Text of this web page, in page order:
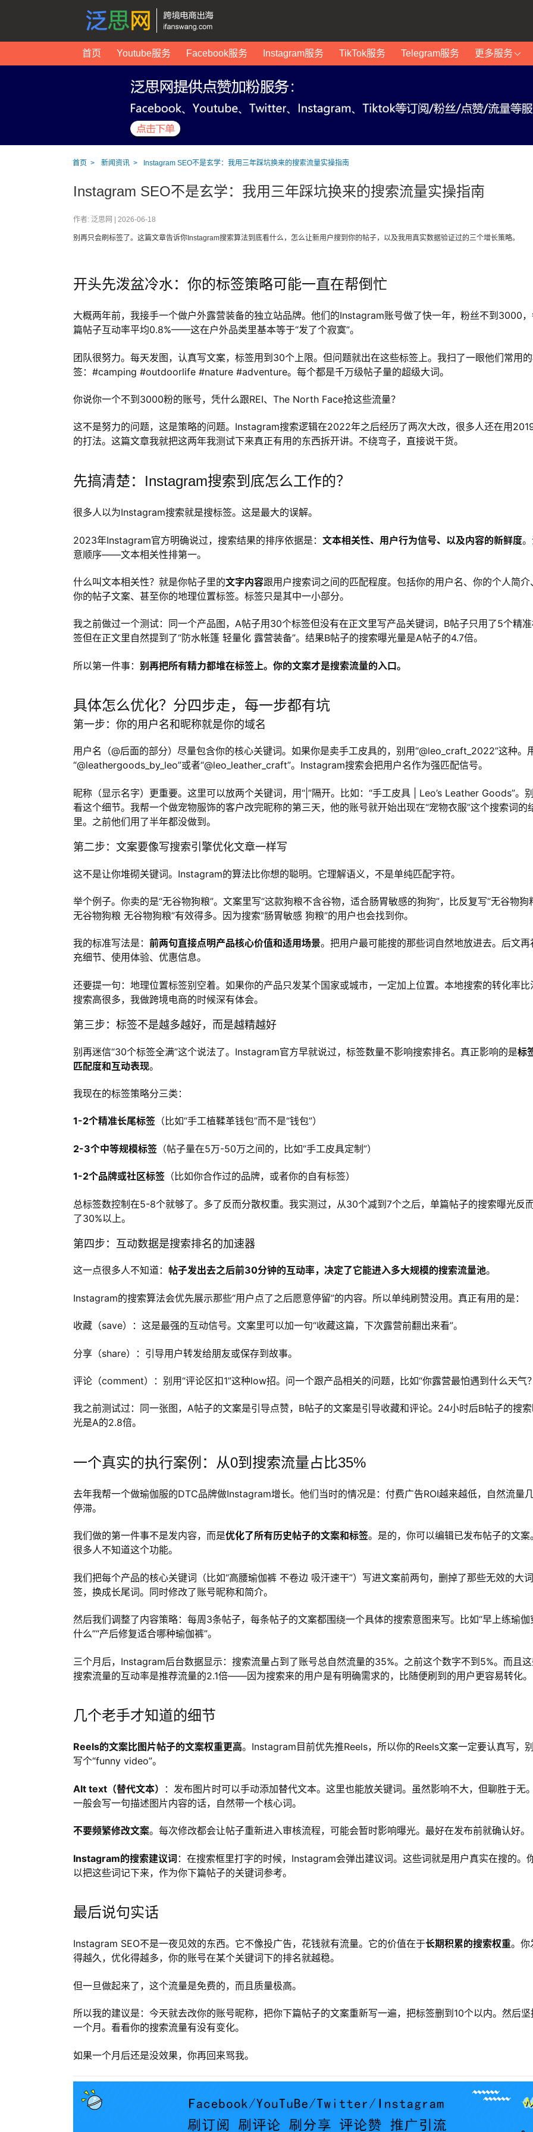
首页 Youtube服务 Facebook服务 Instagram服务 TikTok服务 Telegram服务 更多服务
首页 新闻资讯 Instagram SEO不是玄学：我用三年踩坑换来的搜索流量实操指南
Instagram SEO不是玄学：我用三年踩坑换来的搜索流量实操指南
作者: 泛思网 | 2026-06-18
别再只会刷标签了。这篇文章告诉你Instagram搜索算法到底看什么，怎么让新用户搜到你的帖子，以及我用真实数据验证过的三个增长策略。
开头先泼盆冷水：你的标签策略可能一直在帮倒忙
大概两年前，我接手一个做户外露营装备的独立站品牌。他们的Instagram账号做了快一年，粉丝不到3000
篇帖子互动率平均0.8%——这在户外品类里基本等于“发了个寂寞”。
团队很努力。每天发图，认真写文案，标签用到30个上限。但问题就出在这些标签上。我扫了一眼他们常用
签：#camping #outdoorlife #nature #adventure。每个都是千万级帖子量的超级大词。
你说你一个不到3000粉的账号，凭什么跟REI、The North Face抢这些流量？
这不是努力的问题，这是策略的问题。Instagram搜索逻辑在2022年之后经历了两次大改，很多人还在用
的打法。这篇文章我就把这两年我测试下来真正有用的东西拆开讲。不绕弯子，直接说干货。
先搞清楚：Instagram搜索到底怎么工作的？
很多人以为Instagram搜索就是搜标签。这是最大的误解。
2023年Instagram官方明确说过，搜索结果的排序依据是： 文本相关性、用户行为信号、以及内容的新鲜度
意顺序——文本相关性排第一。
什么叫文本相关性？就是你帖子里的文字内容跟用户搜索词之间的匹配程度。包括你的用户名、你的个人简介
你的帖子文案、甚至你的地理位置标签。标签只是其中一小部分。
我之前做过一个测试：同一个产品图，A帖子用30个标签但没有在正文里写产品关键词，B帖子只用了5个精
签但在正文里自然提到了“防水帐篷 轻量化 露营装备”。结果B帖子的搜索曝光量是A帖子的4.7倍。
所以第一件事： 别再把所有精力都堆在标签上。你的文案才是搜索流量的入口。
具体怎么优化？分四步走，每一步都有坑
第一步：你的用户名和昵称就是你的域名
用户名（@后面的部分）尽量包含你的核心关键词。如果你是卖手工皮具的，别用“@leo_craft_2022”这种。
“@leathergoods_by_leo”或者“@leo_leather_craft”。Instagram搜索会把用户名作为强匹配信号。
昵称（显示名字）更重要。这里可以放两个关键词，用“|”隔开。比如：“手工皮具 | Leo’s Leather Goods”。
看这个细节。我帮一个做宠物服饰的客户改完昵称的第三天，他的账号就开始出现在“宠物衣服”这个搜索词的
里。之前他们用了半年都没做到。
第二步：文案要像写搜索引擎优化文章一样写
这不是让你堆砌关键词。Instagram的算法比你想的聪明。它理解语义，不是单纯匹配字符。
举个例子。你卖的是“无谷物狗粮”。文案里写“这款狗粮不含谷物，适合肠胃敏感的狗狗”，比反复写“无谷物狗
无谷物狗粮 无谷物狗粮”有效得多。因为搜索“肠胃敏感 狗粮”的用户也会找到你。
我的标准写法是： 前两句直接点明产品核心价值和适用场景。把用户最可能搜的那些词自然地放进去。后文再
充细节、使用体验、优惠信息。
还要提一句：地理位置标签别空着。如果你的产品只发某个国家或城市，一定加上位置。本地搜索的转化率比
搜索高很多，我做跨境电商的时候深有体会。
第三步：标签不是越多越好，而是越精越好
别再迷信“30个标签全满”这个说法了。Instagram官方早就说过，标签数量不影响搜索排名。真正影响的是标
匹配度和互动表现。
我现在的标签策略分三类：
1-2个精准长尾标签 （比如“手工植鞣革钱包”而不是“钱包”）
2-3个中等规模标签 （帖子量在5万-50万之间的，比如“手工皮具定制”）
1-2个品牌或社区标签 （比如你合作过的品牌，或者你的自有标签）
总标签数控制在5-8个就够了。多了反而分散权重。我实测过，从30个减到7个之后，单篇帖子的搜索曝光反
了30%以上。
第四步：互动数据是搜索排名的加速器
这一点很多人不知道： 帖子发出去之后前30分钟的互动率，决定了它能进入多大规模的搜索流量池。
Instagram的搜索算法会优先展示那些“用户点了之后愿意停留”的内容。所以单纯刷赞没用。真正有用的是：
收藏（save）：这是最强的互动信号。文案里可以加一句“收藏这篇，下次露营前翻出来看”。
分享（share）：引导用户转发给朋友或保存到故事。
评论（comment）：别用“评论区扣1”这种low招。问一个跟产品相关的问题，比如“你露营最怕遇到什么天气
我之前测试过：同一张图，A帖子的文案是引导点赞，B帖子的文案是引导收藏和评论。24小时后B帖子的搜
光是A的2.8倍。
一个真实的执行案例：从0到搜索流量占比35%
去年我帮一个做瑜伽服的DTC品牌做Instagram增长。他们当时的情况是：付费广告ROI越来越低，自然流量
停滞。
我们做的第一件事不是发内容，而是优化了所有历史帖子的文案和标签。是的，你可以编辑已发布帖子的文案
很多人不知道这个功能。
我们把每个产品的核心关键词（比如“高腰瑜伽裤 不卷边 吸汗速干”）写进文案前两句，删掉了那些无效的大
签，换成长尾词。同时修改了账号昵称和简介。
然后我们调整了内容策略：每周3条帖子，每条帖子的文案都围绕一个具体的搜索意图来写。比如“早上练瑜伽
什么”“产后修复适合哪种瑜伽裤”。
三个月后，Instagram后台数据显示：搜索流量占到了账号总自然流量的35%。之前这个数字不到5%。而且
搜索流量的互动率是推荐流量的2.1倍——因为搜索来的用户是有明确需求的，比随便刷到的用户更容易转化。
几个老手才知道的细节
Reels的文案比图片帖子的文案权重更高。Instagram目前优先推Reels，所以你的Reels文案一定要认真写，
写个“funny video”。
Alt text（替代文本）
：发布图片时可以手动添加替代文本。这里也能放关键词。虽然影响不大，但聊胜于无
一般会写一句描述图片内容的话，自然带一个核心词。
不要频繁修改文案。每次修改都会让帖子重新进入审核流程，可能会暂时影响曝光。最好在发布前就确认好。
Instagram的搜索建议词 ：在搜索框里打字的时候，Instagram会弹出建议词。这些词就是用户真实在搜的。
以把这些词记下来，作为你下篇帖子的关键词参考。
最后说句实话
Instagram SEO不是一夜见效的东西。它不像投广告，花钱就有流量。它的价值在于长期积累的搜索权重。你
得越久，优化得越多，你的账号在某个关键词下的排名就越稳。
但一旦做起来了，这个流量是免费的，而且质量极高。
所以我的建议是：今天就去改你的账号昵称，把你下篇帖子的文案重新写一遍，把标签删到10个以内。然后坚
一个月。看看你的搜索流量有没有变化。
如果一个月后还是没效果，你再回来骂我。